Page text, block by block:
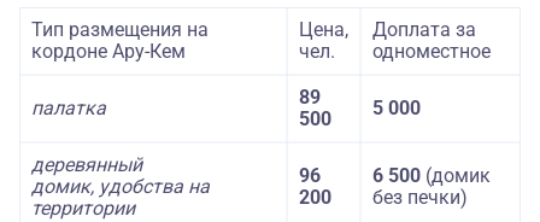
Тип размещения на
кордоне Ару-Кем
Цена,
чел.
Доплата за
одноместное
палатка
89
500
5 000
деревянный
домик, удобства на
территории
96
200
6 500 (домик
без печки)